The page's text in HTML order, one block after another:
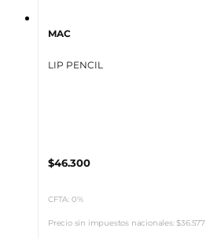
MAC
LIP PENCIL
$46.300
CFTA: 0%
Precio sin impuestos nacionales:$36.577